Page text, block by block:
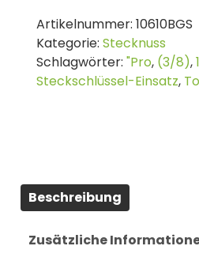
Sechskant
|
Antrieb
Innenvierkant
SW
10
Menge
Artikelnummer: 10610BGS
Kategorie: Stecknuss
Schlagwörter: "Pro, (3/8),
Steckschlüssel-Einsatz,
Beschreibung
Zusätzliche